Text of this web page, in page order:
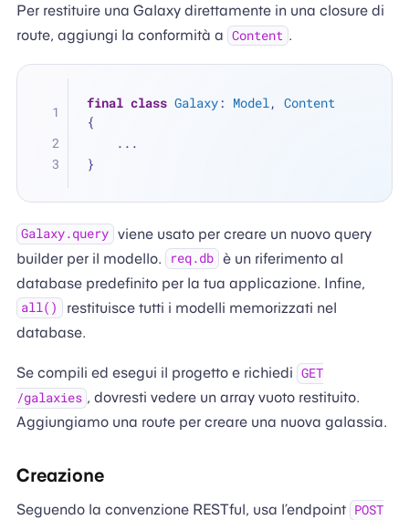
Per restituire una Galaxy direttamente in una closure di
route, aggiungi la conformità a Content .
final class Galaxy: Model , Content
{
...
}
Galaxy.query viene usato per creare un nuovo query
builder per il modello.
req.db è un riferimento al
database predefinito per la tua applicazione. Infine,
all()
restituisce tutti i modelli memorizzati nel
database.
Se compili ed esegui il progetto e richiedi GET
/galaxies , dovresti vedere un array vuoto restituito.
Aggiungiamo una route per creare una nuova galassia.
Creazione
Seguendo la convenzione RESTful, usa l’endpoint POST